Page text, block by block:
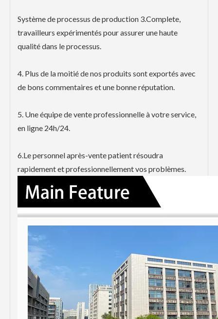
Système de processus de production 3.Complete,
travailleurs expérimentés pour assurer une haute
qualité dans le processus.
4. Plus de la moitié de nos produits sont exportés avec
de bons commentaires et une bonne réputation.
5. Une équipe de vente professionnelle à votre service,
en ligne 24h/24.
6.Le personnel après-vente patient résoudra
rapidement et professionnellement vos problèmes.